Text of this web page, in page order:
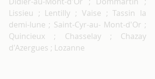
Lissieu ; Lentilly ; Vaise ; Tassin la
demi-lune ; Saint-Cyr-au- Mont-d'Or ;
Quincieux ; Chasselay ; Chazay
d'Azergues ; Lozanne